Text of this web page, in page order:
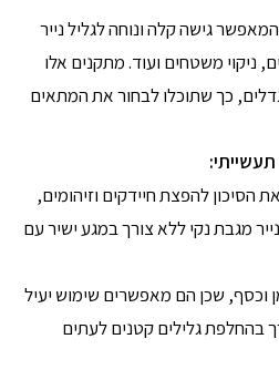
גישה קלה ונוחה לגליל נייר
ניקוי משטחים ועוד. מתקנים אלו
כך שתוכלו לבחור את המתאים
תעשייתי:
הסיכון להפצת חיידקים וזיהומים,
מגבת נקי ללא צורך במגע ישיר עם
וכסף, שכן הם מאפשרים שימוש יעיל
בהחלפת גלילים קטנים לעתים